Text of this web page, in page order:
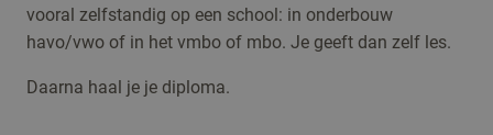
vooral zelfstandig op een school: in onderbouw
havo/vwo of in het vmbo of mbo. Je geeft dan zelf les.
Daarna haal je je diploma.